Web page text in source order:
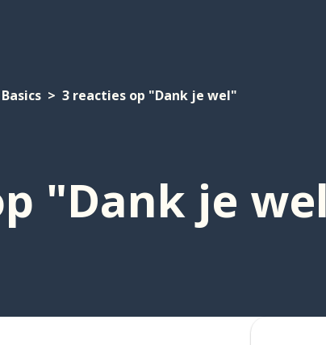
Basics 3 reacties op "Dank je wel"
"Dank je